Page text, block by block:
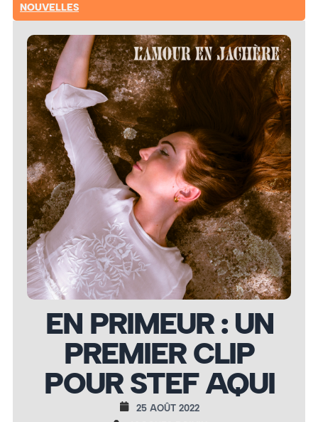
NOUVELLES
EN PRIMEUR : UN
PREMIER CLIP
POUR STEF AQUI
25 AOÛT 2022